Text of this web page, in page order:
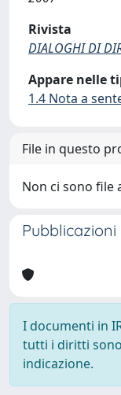
Rivista
DIALOGHI DI
Appare nelle
1.4 Nota a
File in questo
Non ci sono file
I documenti in
tutti i diritti
indicazione.